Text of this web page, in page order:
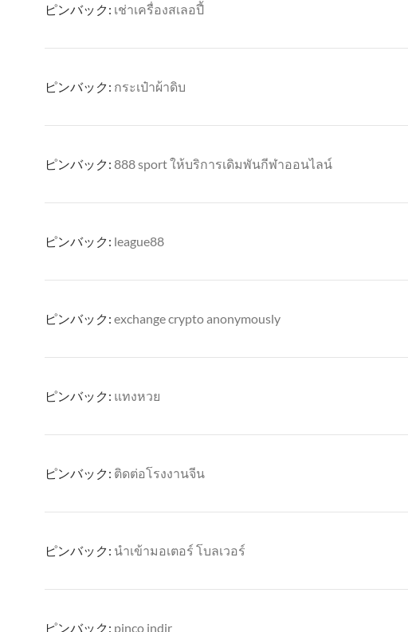
ピンバック: เช่าเครื่องสเลอปี้
ピンバック: กระเป๋าผ้าดิบ
ピンバック: 888 sport ให้บริการเดิมพันกีฬาออนไลน์
ピンバック: league88
ピンバック: exchange crypto anonymously
ピンバック: แทงหวย
ピンバック: ติดต่อโรงงานจีน
ピンバック: นำเข้ามอเตอร์ โบลเวอร์
ピンバック: pinco indir